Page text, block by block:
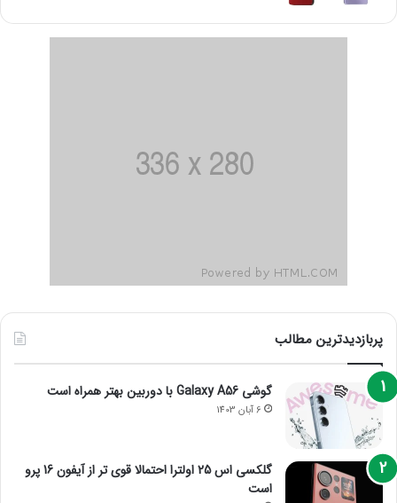
پربازدیدترین مطالب
گوشی Galaxy A56 با دوربین بهتر همراه است
6 آبان 1403
گلکسی اس 25 اولترا احتمالا قوی تر از آیفون 16 پرو
است